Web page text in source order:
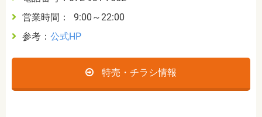
営業時間： 9:00～22:00
参考： 公式HP
特売・チラシ情報